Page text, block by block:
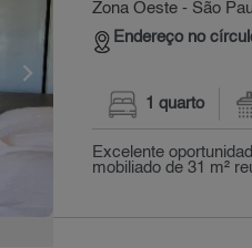
Zona Oeste - São
Endereço no
1 quarto
Excelente
mobiliado de 31 m²